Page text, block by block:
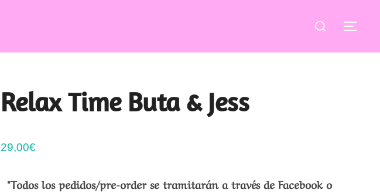
Buscar:
Relax Time Buta & Jess
29,00€
*Todos los pedidos/pre-order se tramitarán a través de Facebook o